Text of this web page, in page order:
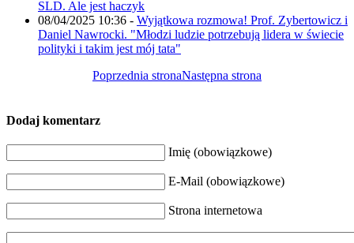
SLD. Ale jest haczyk
08/04/2025 10:36 - Wyjątkowa rozmowa! Prof. Zybertowicz i
Daniel Nawrocki. "Młodzi ludzie potrzebują lidera w świecie
polityki i takim jest mój tata"
Poprzednia stronaNastępna strona
Dodaj komentarz
Imię (obowiązkowe)
E-Mail (obowiązkowe)
Strona internetowa